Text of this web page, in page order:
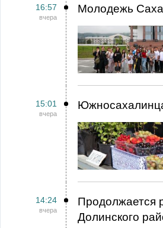
16:57
вчера
Молодежь
15:01
вчера
14:24
вчера
Продолжается
Долинского